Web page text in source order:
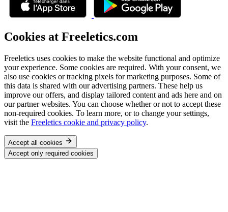
Cookies at Freeletics.com
Freeletics uses cookies to make the website functional and optimize
your experience. Some cookies are required. With your consent, we
also use cookies or tracking pixels for marketing purposes. Some of
this data is shared with our advertising partners. These help us
improve our offers, and display tailored content and ads here and on
our partner websites. You can choose whether or not to accept these
non-required cookies. To learn more, or to change your settings,
visit the Freeletics cookie and privacy policy.
Accept all cookies
Accept only required cookies